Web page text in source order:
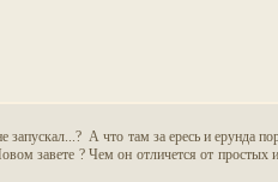
А что там за ересь и ерунда
завете ? Чем он отличется от